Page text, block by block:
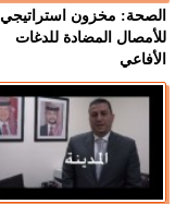
الصحة: مخزون استراتيجي
للأمصال المضادة للدغات
الأفاعي